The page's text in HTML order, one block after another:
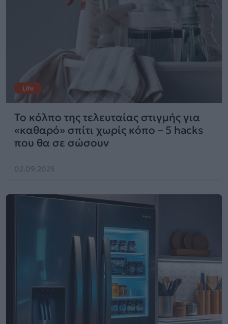
Life
Το κόλπο της τελευταίας στιγμής για
«καθαρό» σπίτι χωρίς κόπο – 5 hacks
που θα σε σώσουν
02.09.2025